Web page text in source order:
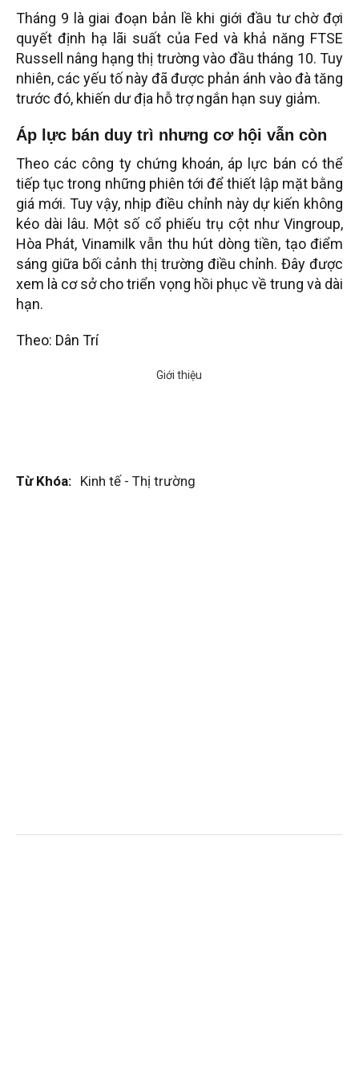
Tháng 9 là giai đoạn bản lề khi giới đầu tư chờ đợi
quyết định hạ lãi suất của Fed và khả năng FTSE
Russell nâng hạng thị trường vào đầu tháng 10. Tuy
nhiên, các yếu tố này đã được phản ánh vào đà tăng
trước đó, khiến dư địa hỗ trợ ngắn hạn suy giảm.
Áp lực bán duy trì nhưng cơ hội vẫn còn
Theo các công ty chứng khoán, áp lực bán có thể
tiếp tục trong những phiên tới để thiết lập mặt bằng
giá mới. Tuy vậy, nhịp điều chỉnh này dự kiến không
kéo dài lâu. Một số cổ phiếu trụ cột như Vingroup,
Hòa Phát, Vinamilk vẫn thu hút dòng tiền, tạo điểm
sáng giữa bối cảnh thị trường điều chỉnh. Đây được
xem là cơ sở cho triển vọng hồi phục về trung và dài
hạn.
Theo: Dân Trí
Từ Khóa: Kinh tế - Thị trường